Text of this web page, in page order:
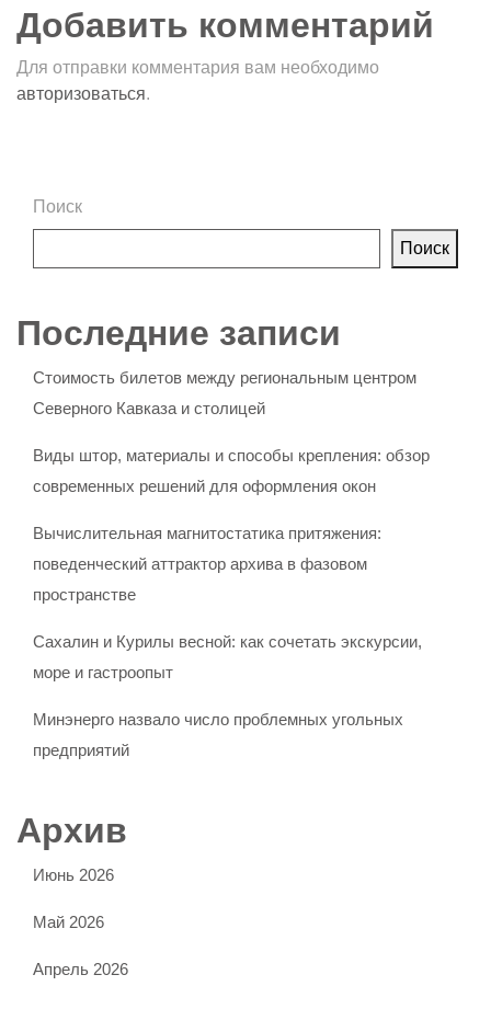
Добавить комментарий
Для отправки комментария вам необходимо
авторизоваться.
Поиск
Поиск
Последние записи
Стоимость билетов между региональным центром
Северного Кавказа и столицей
Виды штор, материалы и способы крепления: обзор
современных решений для оформления окон
Вычислительная магнитостатика притяжения:
поведенческий аттрактор архива в фазовом
пространстве
Сахалин и Курилы весной: как сочетать экскурсии,
море и гастроопыт
Минэнерго назвало число проблемных угольных
предприятий
Архив
Июнь 2026
Май 2026
Апрель 2026